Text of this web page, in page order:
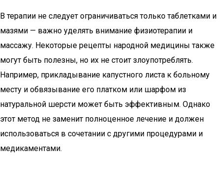
В терапии не следует ограничиваться только таблетками и
мазями — важно уделять внимание физиотерапии и
массажу. Некоторые рецепты народной медицины также
могут быть полезны, но их не стоит злоупотреблять.
Например, прикладывание капустного листа к больному
месту и обвязывание его платком или шарфом из
натуральной шерсти может быть эффективным. Однако
этот метод не заменит полноценное лечение и должен
использоваться в сочетании с другими процедурами и
медикаментами.